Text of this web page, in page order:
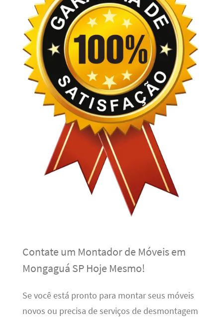
Contate um Montador de Móveis em
Mongaguá SP Hoje Mesmo!
Se você está pronto para montar seus móveis
novos ou precisa de serviços de desmontagem